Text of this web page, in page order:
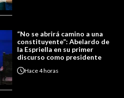
“No se abrirá camino a una
constituyente”: Abelardo de
la Espriella en su primer
discurso como presidente
Hace4 horas